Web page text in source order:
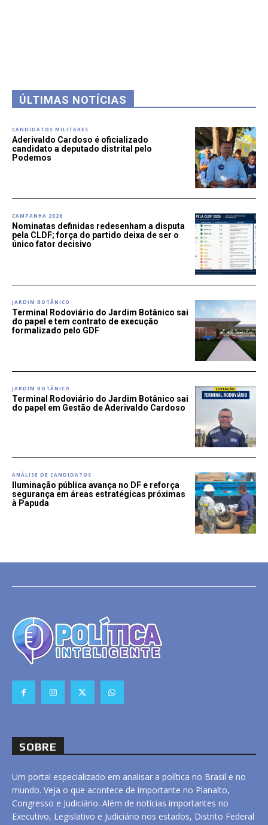
ÚLTIMAS NOTÍCIAS
CANDIDATOS MILITARES
Aderivaldo Cardoso é oficializado
candidato a deputado distrital pelo
Podemos
CAMPANHA 2026
Nominatas definidas redesenham a disputa
pela CLDF; força do partido deixa de ser o
único fator decisivo
JARDIM BOTÂNICO
Terminal Rodoviário do Jardim Botânico sai
do papel e tem contrato de execução
formalizado pelo GDF
JARDIM BOTÂNICO
Terminal Rodoviário do Jardim Botânico sai
do papel em Gestão de Aderivaldo Cardoso
ANÁLISE DE CANDIDATOS
Iluminação pública avança no DF e reforça
segurança em áreas estratégicas próximas
à Papuda
SOBRE
Um portal especializado em analisar a política no Brasil e no
mundo. Veja o que acontece de importante no Planalto,
Congresso e Judiciário. Além de notícias importantes no
Executivo, Legislativo e Judiciário nos estados, Distrito Federal